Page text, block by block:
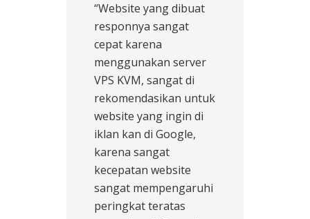
“Website yang dibuat
responnya sangat
cepat karena
menggunakan server
VPS KVM, sangat di
rekomendasikan untuk
website yang ingin di
iklan kan di Google,
karena sangat
kecepatan website
sangat mempengaruhi
peringkat teratas